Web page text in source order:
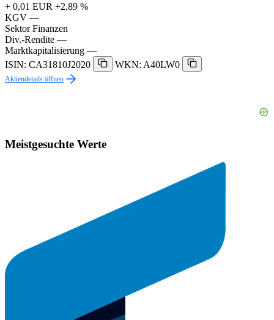
+ 0,01 EUR +2,89 %
KGV —
Sektor Finanzen
Div.-Rendite —
Marktkapitalisierung —
ISIN: CA31810J2020
WKN: A40LW0
Aktiendetails öffnen
Meistgesuchte Werte